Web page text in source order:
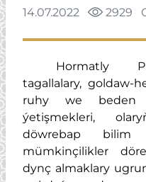
14.07.2022 2929
Hormatly
tagallalary, goldaw-
ruhy we beden
ýetişmekleri,
döwrebap
mümkinçilikler
dynç almaklary